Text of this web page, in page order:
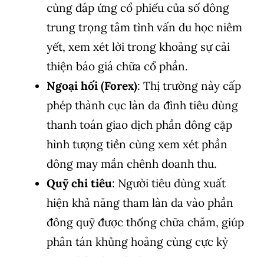
cùng đáp ứng cổ phiếu của số đông
trung trọng tâm tình vấn du học niêm
yết, xem xét lời trong khoảng sự cải
thiện báo giá chữa cổ phần.
Ngoại hối (Forex): Thị trường này cấp
phép thành cục làn da đình tiêu dùng
thanh toán giao dịch phần đông cặp
hình tượng tiền cùng xem xét phần
đông may mắn chênh doanh thu.
Quỹ chi tiêu: Người tiêu dùng xuất
hiện khả năng tham làn da vào phần
đông quỹ được thống chữa chăm, giúp
phân tán khủng hoảng cùng cực kỳ